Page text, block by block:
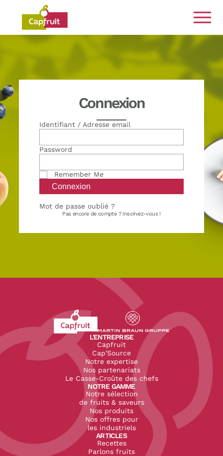
Engagés de la terre à l’assiette
Connexion
Identifiant / Adresse email
Password
Remember Me
Mot de passe oublié ?
Pas encore de compte ? Inscrivez-vous !
Revenir à l'accueil du site CapFruit.com
Voir le site du groupe
L'ENTREPRISE
Capfruit
Cap'Source
Notre expertise
Nos partenariats
Le Casse-Croûte des chefs
NOTRE GAMME
Notre sélection
de fruits & saveurs
Nos produits
Nos offres pour
les industriels
ARTICLES
Recettes
Parlons fruits